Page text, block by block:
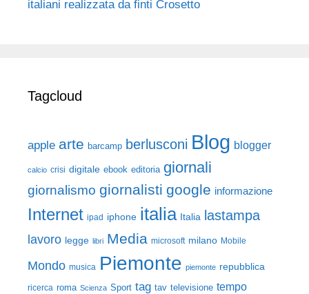
italiani realizzata da finti Crosetto
Tagcloud
apple arte barcamp berlusconi Blog blogger
calcio crisi digitale ebook editoria giornali
giornalismo giornalisti google informazione
Internet ipad iphone italia Italia lastampa
lavoro legge libri Media microsoft milano Mobile
Mondo musica Piemonte piemonte repubblica
ricerca roma Scienza Sport tag tav televisione tempo